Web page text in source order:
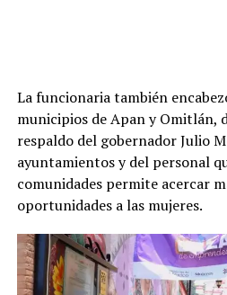
La funcionaria también
municipios de Apan y Omitlán,
respaldo del gobernador Julio
ayuntamientos y del personal
comunidades permite acercar
oportunidades a las mujeres.